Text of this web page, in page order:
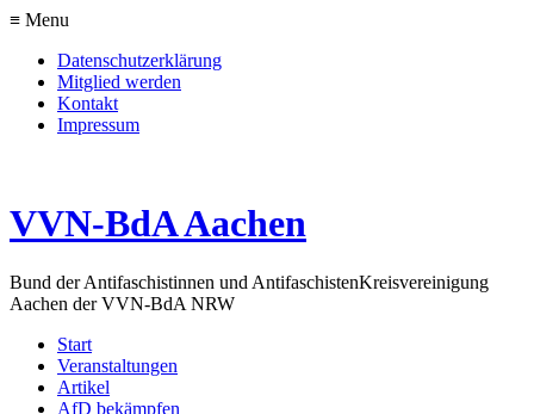
≡ Menu
Datenschutzerklärung
Mitglied werden
Kontakt
Impressum
VVN-BdA Aachen
Bund der Antifaschistinnen und AntifaschistenKreisvereinigung
Aachen der VVN-BdA NRW
Start
Veranstaltungen
Artikel
AfD bekämpfen